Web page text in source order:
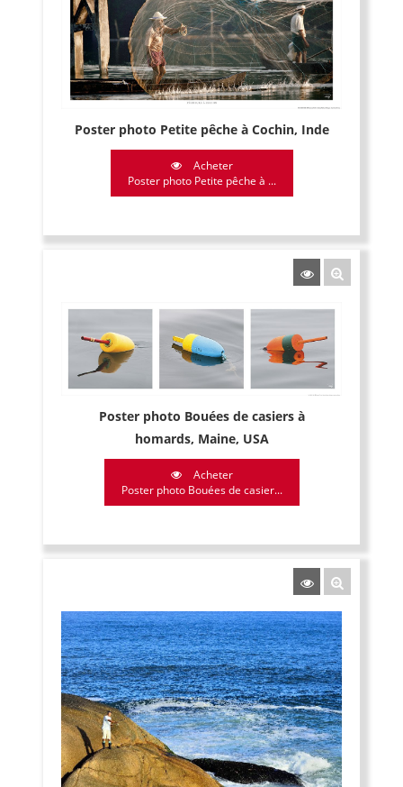
Poster photo Petite pêche à Cochin, Inde
Acheter
Poster photo Petite pêche à ...
Poster photo Bouées de casiers à
homards, Maine, USA
Acheter
Poster photo Bouées de casier...